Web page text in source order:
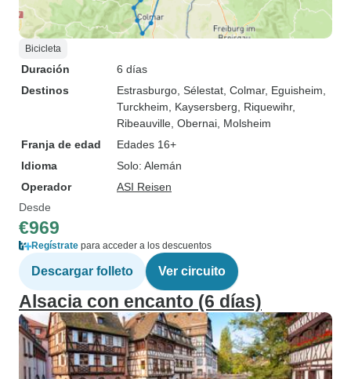
Bicicleta
Duración
6 días
Destinos
Estrasburgo , Sélestat , Colmar, Eguisheim
Turckheim , Kaysersberg , Riquewihr,
Ribeauville , Obernai , Molsheim
Franja de edad
Edades 16+
Idioma
Solo: Alemán
Operador
ASI Reisen
Desde
€969
Regístrate para acceder a los descuentos
Descargar folleto Ver circuito
Alsacia con encanto (6 días)